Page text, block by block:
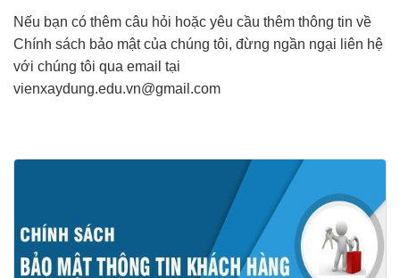
Nếu bạn có thêm câu hỏi hoặc yêu cầu thêm thông tin về
Chính sách bảo mật của chúng tôi, đừng ngần ngại liên hệ
với chúng tôi qua email tại
vienxaydung.edu.vn@gmail.com